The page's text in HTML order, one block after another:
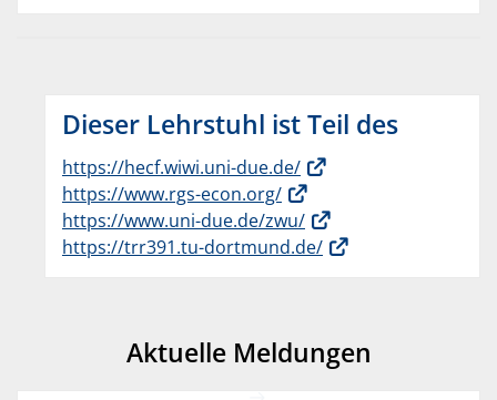
Dieser Lehrstuhl ist Teil des
https://hecf.wiwi.uni-due.de/
https://www.rgs-econ.org/
https://www.uni-due.de/zwu/
https://trr391.tu-dortmund.de/
Aktuelle Meldungen